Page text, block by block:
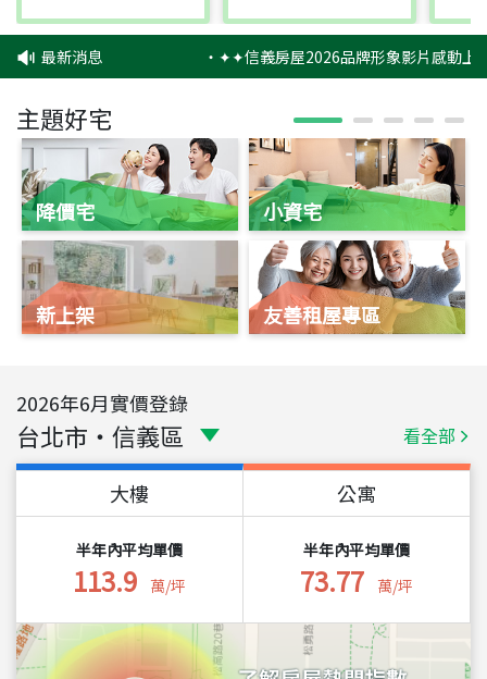
最新消息 ‧✦✦信義房屋2026品牌形象影片感動上
主題好宅
降價宅
新上架
小資宅
友善租屋專區
2026年6月實價登錄
台北市 ・ 信義區 看全部
大樓
半年內平均單價
113.9 萬/坪
公寓
半年內平均單價
73.77 萬/坪